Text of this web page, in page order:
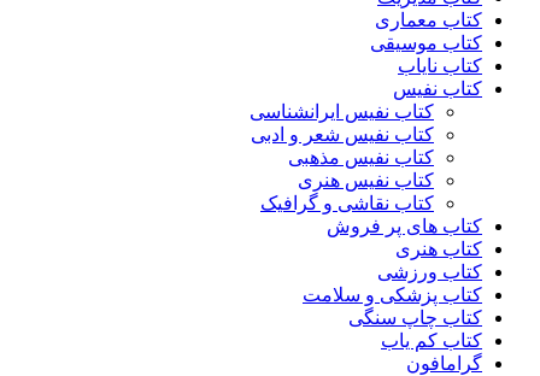
کتاب معماری
کتاب موسیقی
کتاب نایاب
کتاب نفیس
کتاب نفیس ایرانشناسی
کتاب نفیس شعر و ادبی
کتاب نفیس مذهبی
کتاب نفیس هنری
کتاب نقاشی و گرافیک
کتاب های پر فروش
کتاب هنری
کتاب ورزشی
کتاب پزشکی و سلامت
کتاب چاپ سنگی
کتاب کم یاب
گرامافون